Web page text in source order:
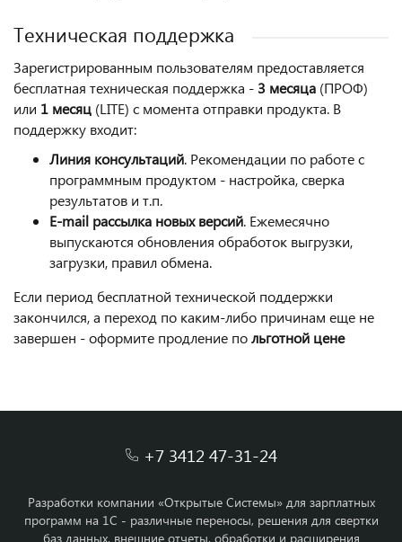
Техническая поддержка
Зарегистрированным пользователям предоставляется
бесплатная техническая поддержка - 3 месяца (ПРОФ)
или 1 месяц (LITE) с момента отправки продукта. В
поддержку входит:
Линия консультаций. Рекомендации по работе с
программным продуктом - настройка, сверка
результатов и т.п.
E-mail рассылка новых версий. Ежемесячно
выпускаются обновления обработок выгрузки,
загрузки, правил обмена.
Если период бесплатной технической поддержки
закончился, а переход по каким-либо причинам еще не
завершен - оформите продление польготной цене
+7 3412 47-31-24
Разработки компании «Открытые Системы» для зарплатных
программ на 1С - различные переносы, решения для свертки
баз данных, внешние отчеты, обработки и расширения